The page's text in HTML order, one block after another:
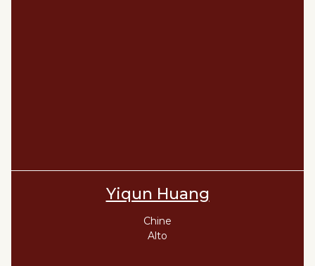
Yiqun Huang
Chine
Alto